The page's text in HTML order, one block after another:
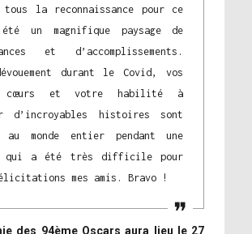
tous la reconnaissance pour ce
un magnifique paysage de
et d’accomplissements.
durant le Covid, vos
cœurs et votre habilité à
d’incroyables histoires sont
au monde entier pendant une
qui a été très difficile pour
mes amis. Bravo !
des 94ème Oscars aura lieu le 27